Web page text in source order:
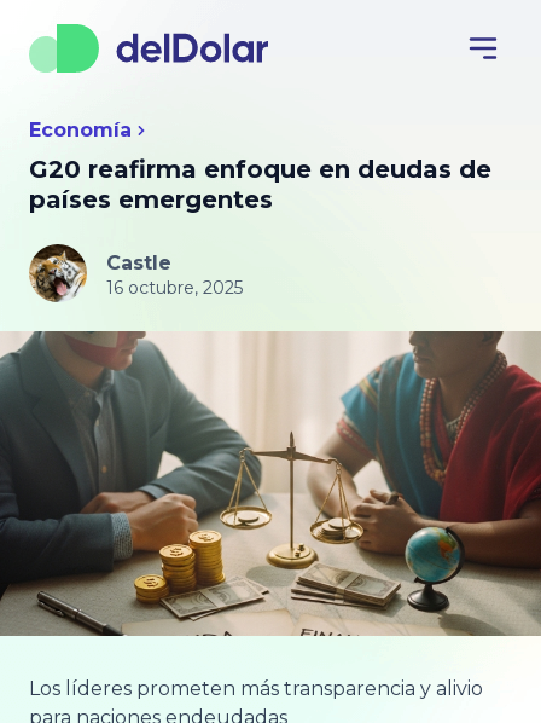
Economía
G20 reafirma enfoque en deudas de
países emergentes
Castle
16 octubre, 2025
Los líderes prometen más transparencia y alivio
para naciones endeudadas